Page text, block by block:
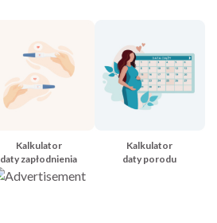
Kalkulator
daty zapłodnienia
Kalkulator
daty porodu